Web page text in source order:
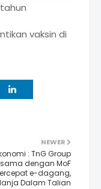
vaksin di
NEWER
: TnG Group
dengan MoF
e-dagang,
Dalam Talian